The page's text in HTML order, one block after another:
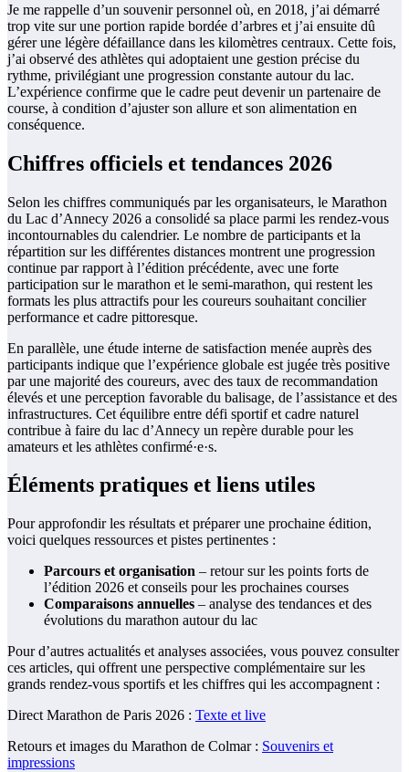
Je me rappelle d’un souvenir personnel où, en 2018, j’ai démarré
trop vite sur une portion rapide bordée d’arbres et j’ai ensuite dû
gérer une légère défaillance dans les kilomètres centraux. Cette fois,
j’ai observé des athlètes qui adoptaient une gestion précise du
rythme, privilégiant une progression constante autour du lac.
L’expérience confirme que le cadre peut devenir un partenaire de
course, à condition d’ajuster son allure et son alimentation en
conséquence.
Chiffres officiels et tendances 2026
Selon les chiffres communiqués par les organisateurs, le Marathon
du Lac d’Annecy 2026 a consolidé sa place parmi les rendez-vous
incontournables du calendrier. Le nombre de participants et la
répartition sur les différentes distances montrent une progression
continue par rapport à l’édition précédente, avec une forte
participation sur le marathon et le semi-marathon, qui restent les
formats les plus attractifs pour les coureurs souhaitant concilier
performance et cadre pittoresque.
En parallèle, une étude interne de satisfaction menée auprès des
participants indique que l’expérience globale est jugée très positive
par une majorité des coureurs, avec des taux de recommandation
élevés et une perception favorable du balisage, de l’assistance et des
infrastructures. Cet équilibre entre défi sportif et cadre naturel
contribue à faire du lac d’Annecy un repère durable pour les
amateurs et les athlètes confirmé·e·s.
Éléments pratiques et liens utiles
Pour approfondir les résultats et préparer une prochaine édition,
voici quelques ressources et pistes pertinentes :
Parcours et organisation – retour sur les points forts de
l’édition 2026 et conseils pour les prochaines courses
Comparaisons annuelles – analyse des tendances et des
évolutions du marathon autour du lac
Pour d’autres actualités et analyses associées, vous pouvez consulter
ces articles, qui offrent une perspective complémentaire sur les
grands rendez-vous sportifs et les chiffres qui les accompagnent :
Direct Marathon de Paris 2026 : Texte et live
Retours et images du Marathon de Colmar : Souvenirs et
impressions